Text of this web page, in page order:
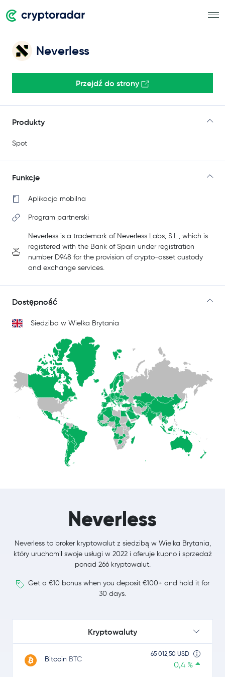
Neverless
Przejdź do strony
Produkty
Spot
Funkcje
Aplikacja mobilna
Program partnerski
Neverless is a trademark of Neverless Labs, S.L., which is
registered with the Bank of Spain under registration
number D948 for the provision of crypto-asset custody
and exchange services.
Dostępność
Siedziba w Wielka Brytania
Neverless
Neverless to broker kryptowalut z siedzibą w Wielka Brytania,
który uruchomił swoje usługi w 2022 i oferuje kupno i sprzedaż
ponad 266 kryptowalut.
Get a €10 bonus when you deposit €100+ and hold it for
30 days.
Kryptowaluty
Bitcoin BTC
0,4 %
65 012,50 USD